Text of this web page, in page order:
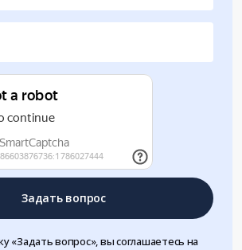
Задать вопрос
«Задать вопрос», вы соглашаетесь на